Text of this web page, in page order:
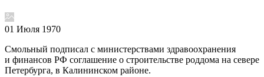
01 Июля 1970
Смольный подписал с министерствами здравоохранения
и финансов РФ соглашение о строительстве роддома на севере
Петербурга, в Калининском районе.